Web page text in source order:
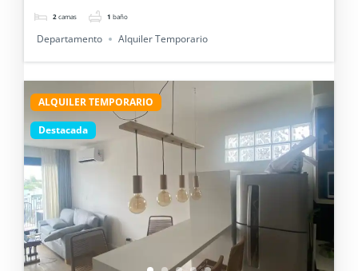
2 camas 1 baño
Departamento Alquiler Temporario
ALQUILER TEMPORARIO
Destacada